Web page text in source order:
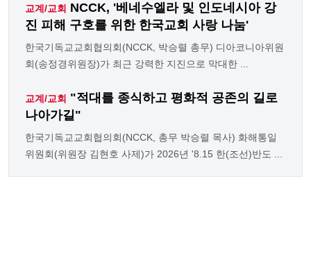
교계/교회 NCCK, '베네수엘라 및 인도네시아 강
진 피해 구호를 위한 한국교회 사랑 나눔'
한국기독교교회협의회(NCCK, 박승렬 총무) 디아코니아위원
회(송정경위원장)가 최근 강력한 지진으로 막대한 ...
교계/교회 "적대를 종식하고 평화적 공존의 길로
나아가길"
한국기독교교회협의회(NCCK, 총무 박승렬 목사) 화해통일
위원회(위원장 김현호 사제)가 2026년 '8.15 한(조선)반도 ...